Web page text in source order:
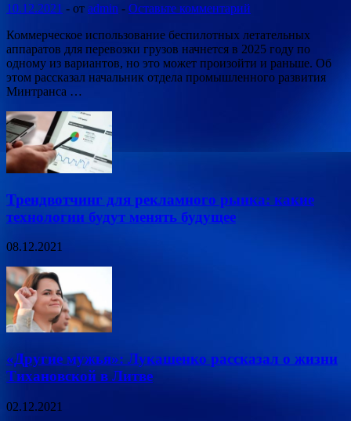
10.12.2021 - от admin - Оставьте комментарий
Коммерческое использование беспилотных летательных
аппаратов для перевозки грузов начнется в 2025 году по
одному из вариантов, но это может произойти и раньше. Об
этом рассказал начальник отдела промышленного развития
Минтранса …
Трендвотчинг для рекламного рынка: какие
технологии будут менять будущее
08.12.2021
«Другие мужья»: Лукашенко рассказал о жизни
Тихановской в Литве
02.12.2021